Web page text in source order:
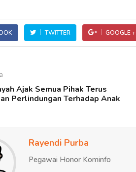
TWITTER GOOGLE +
Ajak Semua Pihak Terus
Perlindungan Terhadap Anak
Rayendi Purba
Pegawai Honor Kominfo